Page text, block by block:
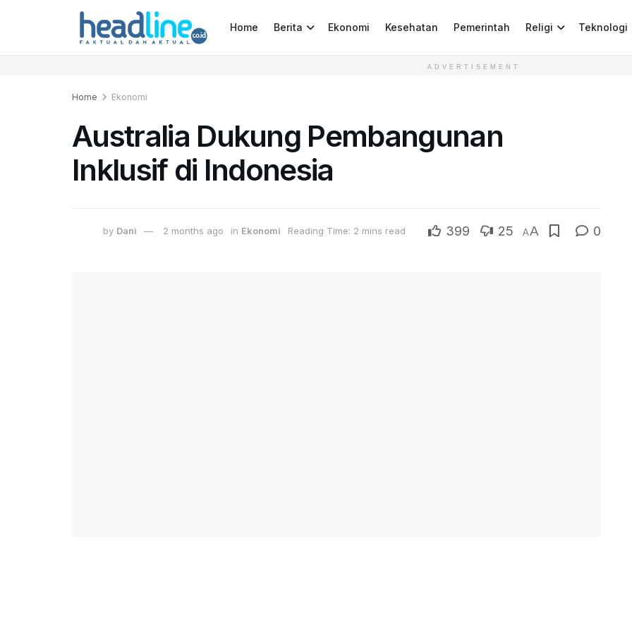
Home Berita Ekonomi Kesehatan Pemerintah Religi Teknologi
ADVERTISEMENT
Home Ekonomi
Australia Dukung Pembangunan
Inklusif di Indonesia
by Dani 2 months ago in Ekonomi Reading Time: 2 mins read 399 25 AA 0